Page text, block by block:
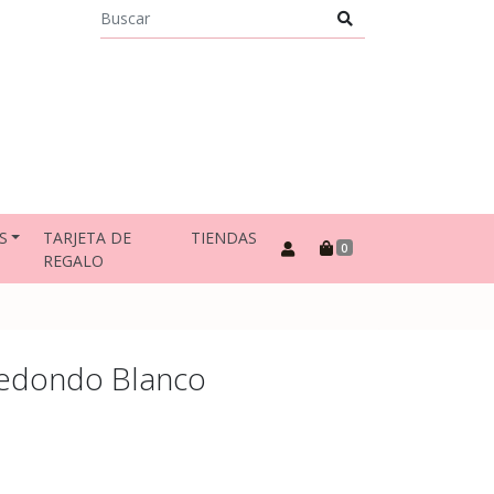
TARJETA DE
REGALO
TIENDAS 0
Blanco